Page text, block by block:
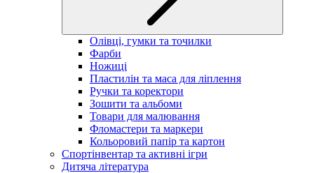
Олівці, гумки та точилки
Фарби
Ножиці
Пластилін та маса для ліплення
Ручки та коректори
Зошити та альбоми
Товари для малювання
Фломастери та маркери
Кольоровий папір та картон
Спортінвентар та активні ігри
Дитяча література